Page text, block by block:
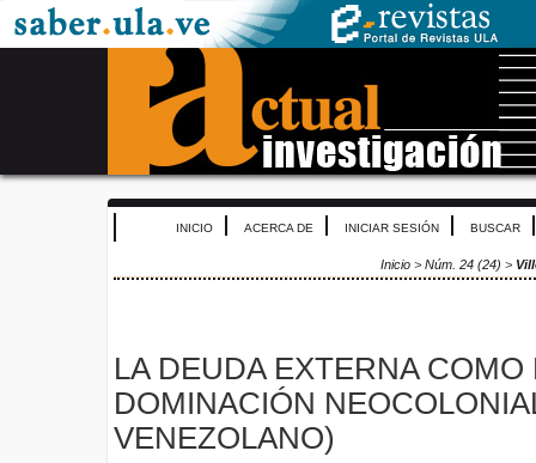
INICIO ACERCA DE INICIAR SESIÓN BUSCAR
Inicio > Núm. 24 (24) >
LA DEUDA EXTERNA
DOMINACIÓN
VENEZOLANO)